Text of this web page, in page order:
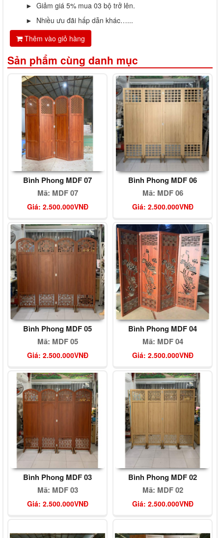
► Giảm giá 5% mua 03 bộ trở lên.
► Nhiều ưu đãi hấp dẫn khác…...
Thêm vào giỏ hàng
Sản phẩm cùng danh mục
Bình Phong MDF 07
Mã: MDF 07
Giá: 2.500.000VNĐ
Bình Phong MDF 06
Mã: MDF 06
Giá: 2.500.000VNĐ
Bình Phong MDF 05
Mã: MDF 05
Giá: 2.500.000VNĐ
Bình Phong MDF 04
Mã: MDF 04
Giá: 2.500.000VNĐ
Bình Phong MDF 03
Mã: MDF 03
Giá: 2.500.000VNĐ
Bình Phong MDF 02
Mã: MDF 02
Giá: 2.500.000VNĐ